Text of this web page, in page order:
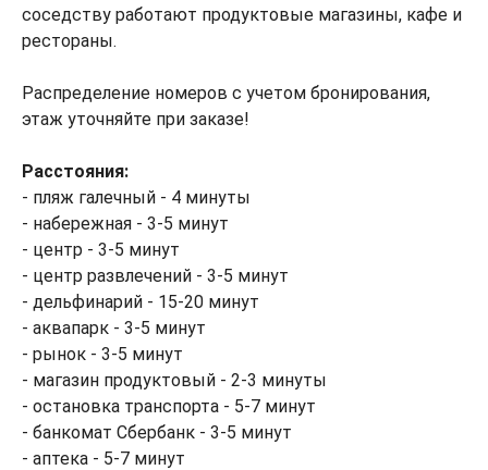
соседству работают продуктовые магазины, кафе и
рестораны.
Распределение номеров с учетом бронирования,
этаж уточняйте при заказе!
Расстояния:
- пляж галечный - 4 минуты
- набережная - 3-5 минут
- центр - 3-5 минут
- центр развлечений - 3-5 минут
- дельфинарий - 15-20 минут
- аквапарк - 3-5 минут
- рынок - 3-5 минут
- магазин продуктовый - 2-3 минуты
- остановка транспорта - 5-7 минут
- банкомат Сбербанк - 3-5 минут
- аптека - 5-7 минут